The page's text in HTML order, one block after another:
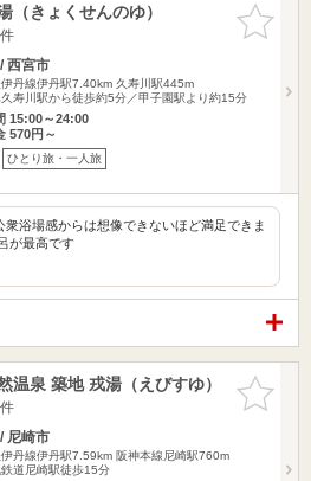
お気に入
りに追加
（きょくせんのゆ）
西宮市
丹線伊丹駅7.40km 久寿川駅445m
寿川駅から徒歩約5分／甲子園駅より約15分
15:00～24:00
570円～
ひとり旅・一人旅
衆浴場感からは想像できないほど満足できま
が最高です
お気に入
りに追加
温泉 築地 戎湯（えびすゆ）
尼崎市
丹線伊丹駅7.59km 阪神本線尼崎駅760m
道尼崎駅徒歩15分